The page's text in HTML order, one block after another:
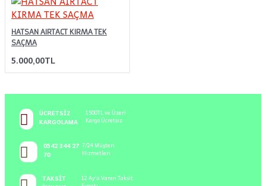
HATSAN AIRTACT KIRMA TEK
SAÇMA
5.000,00TL
ÜCRETSIZ
KARGOLAMA
1500TL ve Üzeri
Kargo Ücretsiz
0542 344 27
70
7/24 Müşteri
Hizmetleri
TAKSIT
12 Ay'a Varan Taksit